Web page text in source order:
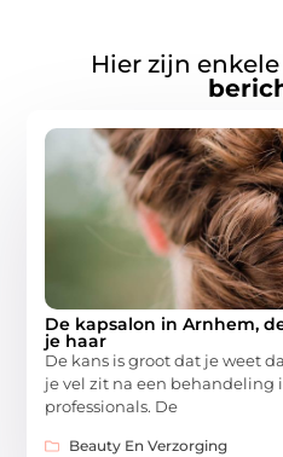
Hier zijn enkele
De kapsalon in Arnhem,
je haar
De kans is groot dat je weet
je vel zit na een behandeling
professionals. De
Beauty En Verzorging